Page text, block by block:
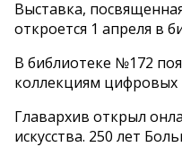
Выставка,
откроется 1 апреля в
В библиотеке №172
коллекциям
Главархив открыл
искусства. 250 лет